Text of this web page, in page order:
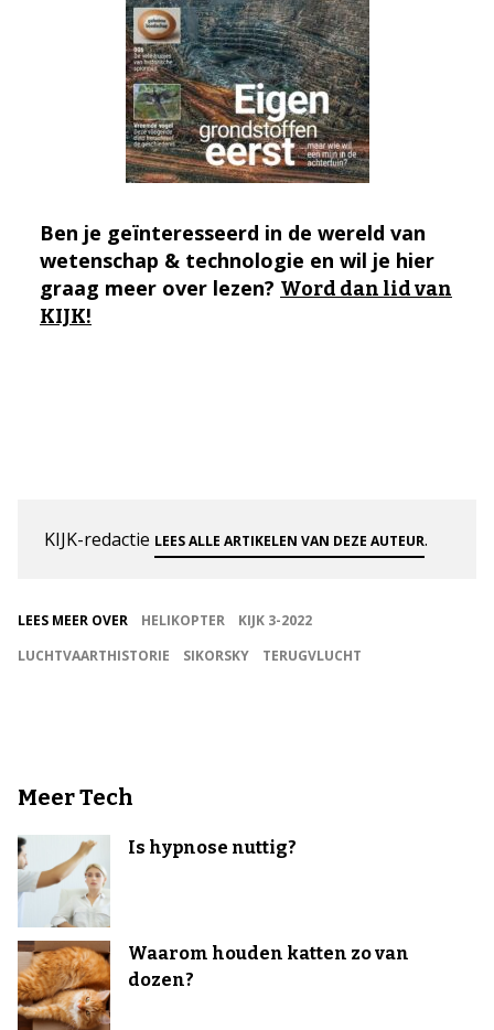
Ben je geïnteresseerd in de wereld van
wetenschap & technologie en wil je hier
graag meer over lezen? Word dan lid van
KIJK!
KIJK-redactie LEES ALLE ARTIKELEN VAN DEZE AUTEUR.
LEES MEER OVER HELIKOPTER
KIJK 3-2022
LUCHTVAARTHISTORIE
SIKORSKY TERUGVLUCHT
Meer Tech
Is hypnose nuttig?
Waarom houden katten zo van
dozen?